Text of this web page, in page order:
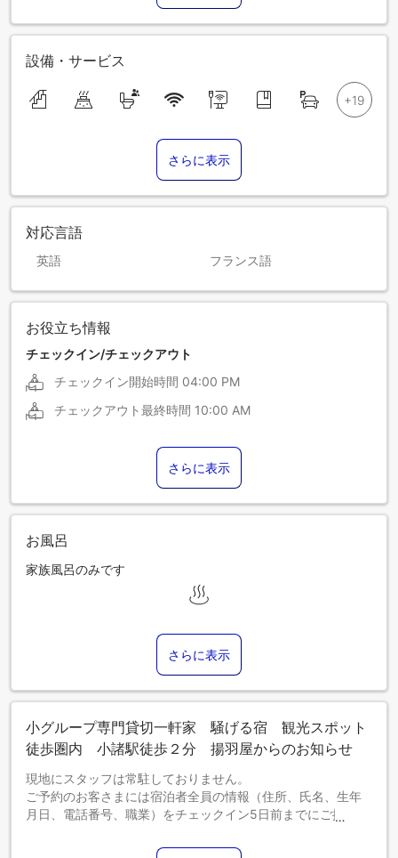
設備・サービス
さらに表示
対応言語
英語 フランス語
お役立ち情報
チェックイン/チェックアウト
チェックイン開始時間 04:00 PM
チェックアウト最終時間 10:00 AM
さらに表示
お風呂
家族風呂のみです
さらに表示
小グループ専門貸切一軒家 騒げる宿 観光スポット
徒歩圏内 小諸駅徒歩２分 揚羽屋からのお知らせ
現地にスタッフは常駐しておりません。
ご予約のお客さまには宿泊者全員の情報（住所、氏名、生年
月日、電話番号、職業）をチェックイン5日前までにご提出い
宿泊者全員の情報が揃ってから、玄関や駐車場の場所、オー